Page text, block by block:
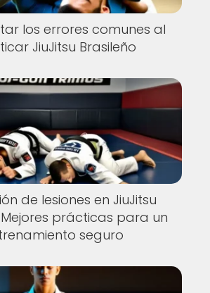
los errores comunes al
JiuJitsu Brasileño
de lesiones en JiuJitsu
Mejores prácticas para un
seguro